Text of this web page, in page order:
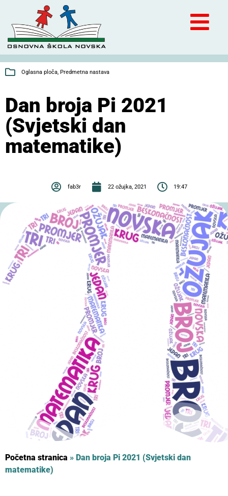
Oglasna ploča, Predmetna nastava
Dan broja Pi 2021
(Svjetski dan
matematike)
fab3r 22 ožujka, 2021 19:47
Početna stranica » Dan broja Pi 2021 (Svjetski dan
matematike)